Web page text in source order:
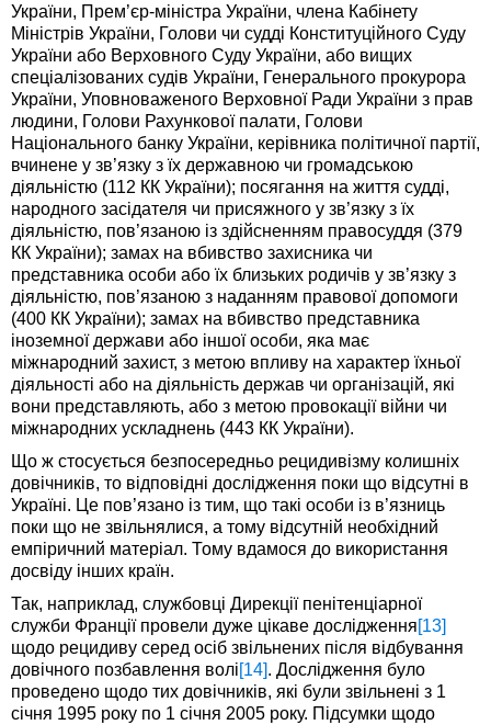
України, Прем’єр-міністра України, члена Кабінету
Міністрів України, Голови чи судді Конституційного Суду
України або Верховного Суду України, або вищих
спеціалізованих судів України, Генерального прокурора
України, Уповноваженого Верховної Ради України з прав
людини, Голови Рахункової палати, Голови
Національного банку України, керівника політичної партії,
вчинене у зв’язку з їх державною чи громадською
діяльністю (112 КК України); посягання на життя судді,
народного засідателя чи присяжного у зв’язку з їх
діяльністю, пов’язаною із здійсненням правосуддя (379
КК України); замах на вбивство захисника чи
представника особи або їх близьких родичів у зв’язку з
діяльністю, пов’язаною з наданням правової допомоги
(400 КК України); замах на вбивство представника
іноземної держави або іншої особи, яка має
міжнародний захист, з метою впливу на характер їхньої
діяльності або на діяльність держав чи організацій, які
вони представляють, або з метою провокації війни чи
міжнародних ускладнень (443 КК України).
Що ж стосується безпосередньо рецидивізму колишніх
довічників, то відповідні дослідження поки що відсутні в
Україні. Це пов’язано із тим, що такі особи із в’язниць
поки що не звільнялися, а тому відсутній необхідний
емпіричний матеріал. Тому вдамося до використання
досвіду інших країн.
Так, наприклад, службовці Дирекції пенітенціарної
служби Франції провели дуже цікаве дослідження [13]
щодо рецидиву серед осіб звільнених після відбування
довічного позбавлення волі [14] . Дослідження було
проведено щодо тих довічників, які були звільнені з 1
січня 1995 року по 1 січня 2005 року. Підсумки щодо